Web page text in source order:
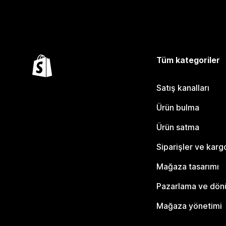
Tüm kategoriler
Satış kanalları
Ürün bulma
Ürün satma
Siparişler ve
Mağaza tasarımı
Pazarlama ve
Mağaza yönetimi